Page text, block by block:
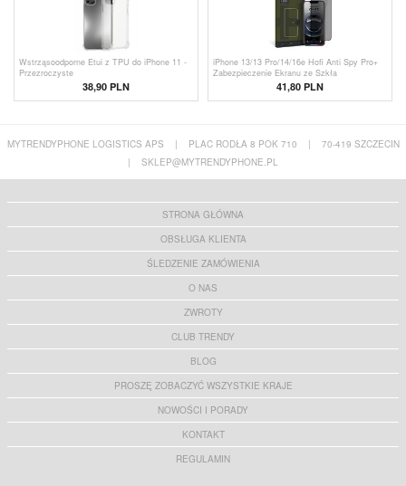
Wstrząsoodporne Etui z TPU do iPhone 11 -
Przezroczyste
38,90 PLN
iPhone 13/13 Pro/14/16e Hofi Anti Spy Pro+
Zabezpieczenie Ekranu ze Szkła
Hartowanego Prywatności - Czarna Krawędź
41,80 PLN
MYTRENDYPHONE LOGISTICS APS | PLAC RODŁA 8 POK 710 |
70-419 SZCZECIN
|
SKLEP@MYTRENDYPHONE.PL
STRONA GŁÓWNA
OBSŁUGA KLIENTA
ŚLEDZENIE ZAMÓWIENIA
O NAS
ZWROTY
CLUB TRENDY
BLOG
PROSZĘ ZOBACZYĆ WSZYSTKIE KRAJE
NOWOŚCI I PORADY
KONTAKT
REGULAMIN